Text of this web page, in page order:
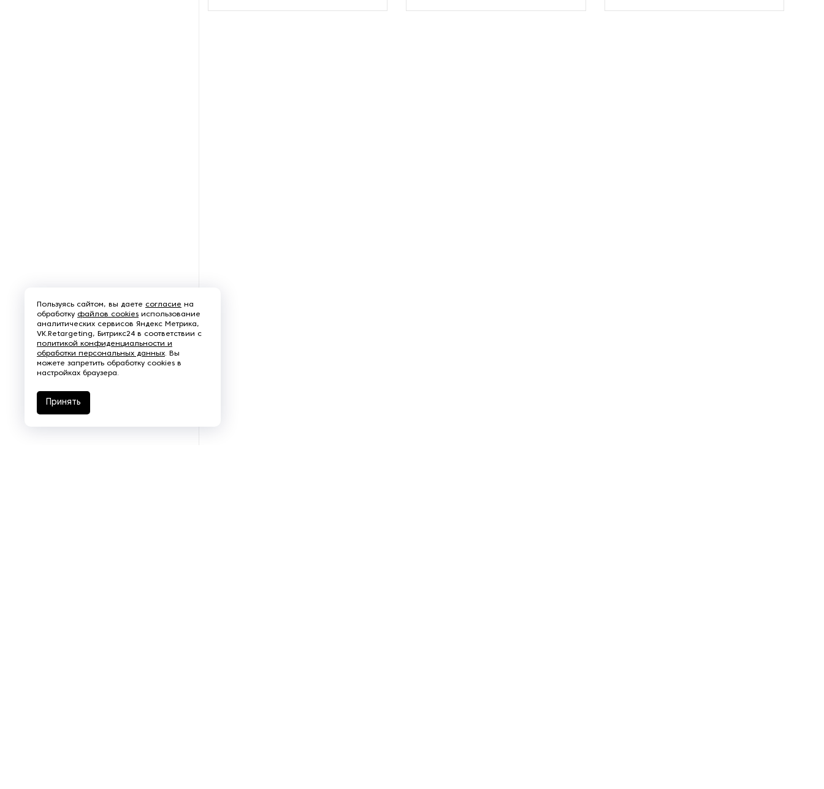
Пользуясь сайтом, вы даете согласие на
обработку файлов cookies использование
аналитических сервисов Яндекс Метрика,
VK.Retargeting, Битрикс24 в соответствии с
политикой конфиденциальности и
обработки персональных данных. Вы
можете запретить обработку cookies в
настройках браузера.
Принять